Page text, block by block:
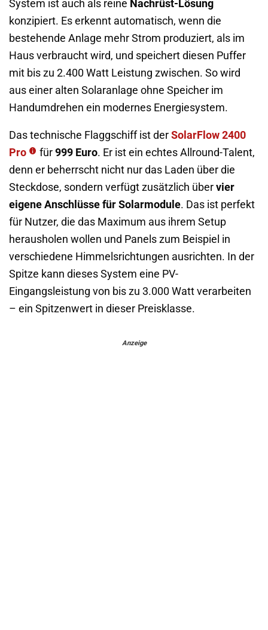
System ist auch als reine Nachrüst-Lösung
konzipiert. Es erkennt automatisch, wenn die
bestehende Anlage mehr Strom produziert, als im
Haus verbraucht wird, und speichert diesen Puffer
mit bis zu 2.400 Watt Leistung zwischen. So wird
aus einer alten Solaranlage ohne Speicher im
Handumdrehen ein modernes Energiesystem.
Das technische Flaggschiff ist der SolarFlow 2400
Pro
für 999 Euro. Er ist ein echtes Allround-Talent,
denn er beherrscht nicht nur das Laden über die
Steckdose, sondern verfügt zusätzlich über vier
eigene Anschlüsse für Solarmodule. Das ist perfekt
für Nutzer, die das Maximum aus ihrem Setup
herausholen wollen und Panels zum Beispiel in
verschiedene Himmelsrichtungen ausrichten. In der
Spitze kann dieses System eine PV-
Eingangsleistung von bis zu 3.000 Watt verarbeiten
– ein Spitzenwert in dieser Preisklasse.
Anzeige